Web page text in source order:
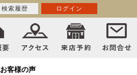
お客様の声
検索履歴 ログイン